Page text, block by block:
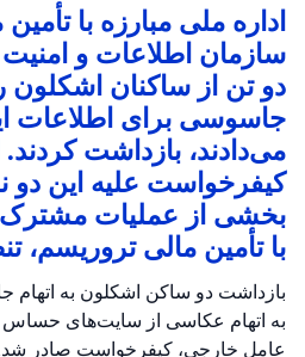
اداره ملی مبارزه با
سازمان اطلاعات و
دو تن از ساکنان اشکلون
جاسوسی برای اطلاعات
می‌دادند، بازداشت کردند.
کیفرخواست علیه این دو
بخشی از عملیات مشترک
با تأمین مالی تروریسم،
بازداشت دو ساکن اشکلون به اتهام
به اتهام عکاسی از سایت‌های حساس
عامل خارجی، کیفرخواست صادر